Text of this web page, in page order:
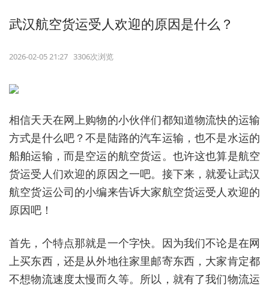
武汉航空货运受人欢迎的原因是什么？
2026-02-05 21:27 3306次浏览
相信天天在网上购物的小伙伴们都知道物流快的运输
方式是什么吧？不是陆路的汽车运输，也不是水运的
船舶运输，而是空运的航空货运。也许这也算是航空
货运受人们欢迎的原因之一吧。接下来，就爱让武汉
航空货运公司的小编来告诉大家航空货运受人欢迎的
原因吧！
首先，个特点那就是一个字快。因为我们不论是在网
上买东西，还是从外地往家里邮寄东西，大家肯定都
不想物流速度太慢而久等。所以，就有了我们物流运